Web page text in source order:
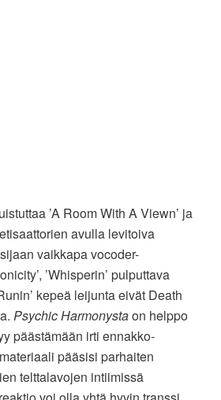
’A Room With A Viewn’ ja
avulla levitoiva
vaikkapa vocoder-
’Whisperin’ pulputtava
kepeä leijunta eivät Death
Psychic Harmonystaon helppo
päästämään irti ennakko-
pääsisi parhaiten
telttalavojen intiimissä